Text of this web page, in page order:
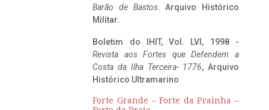
Barão de Bastos. Arquivo Histórico
Militar.
Boletim do IHIT, Vol. LVI, 1998 -
Revista aos Fortes que Defendem a
Costa da Ilha Terceira- 1776, Arquivo
Histórico Ultramarino
Forte Grande – Forte da Prainha –